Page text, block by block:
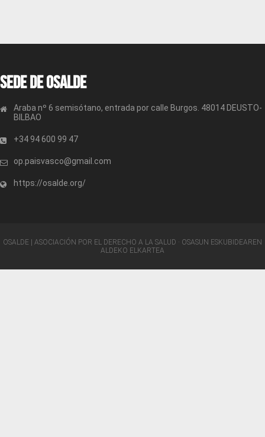
Sede de OSALDE
Araba nº 6 semisótano, entrada por calle Burgos. 48014 DEUSTO-
BILBAO
+34 94 600 99 47
op.paisvasco@gmail.com
https://osalde.org/
OSALDE | ASOCIACIÓN POR EL DERECHO A LA SALUD · OSASUN ESKUBIDEAREN
ALDEKO ELKARTEA